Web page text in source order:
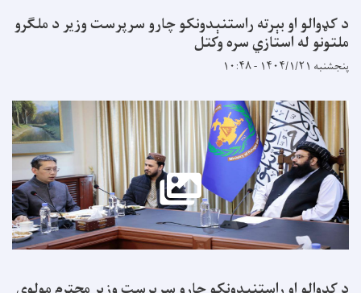
او بېرته راستنېدونکو چارو سرپرست وزیر د ملګرو
له استازي سره وکتل